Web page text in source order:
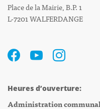
Place de la Mairie, B.P. 1
L-7201 WALFERDANGE
Heures d’ouverture:
Administration